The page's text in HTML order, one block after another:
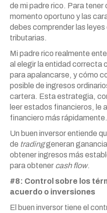
de mi padre rico. Para tener
momento oportuno y las
debes comprender las
tributarias.
Mi padre rico realmente
al elegir la entidad correcta
para apalancarse, y cómo
posible de ingresos
cartera. Esta estrategia,
leer estados financieros, le
financiero más rápidamente.
Un buen inversor entiende
de tradinggeneran
obtener ingresos más
para obtener cash flow.
#8: Control sobre los
acuerdo o inversiones
El buen inversor tiene el